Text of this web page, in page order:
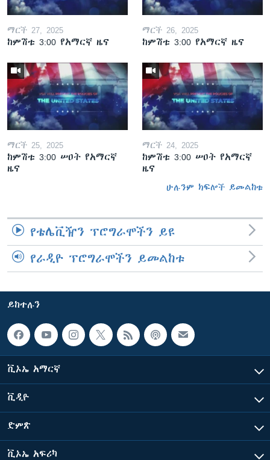
ማርች 27, 2025
ከምሽቱ 3:00 የአማርኛ ዜና
ማርች 26, 2025
ከምሽቱ 3:00 የአማርኛ ዜና
ማርች 25, 2025
ከምሽቱ 3:00 ሠዐት የአማርኛ
ዜና
ማርች 24, 2025
ከምሽቱ 3:00 ሠዐት የአማርኛ
ዜና
ሁሉንም ክፍሎች ይመልከቱ
የቴሌቪዥን ፕሮግራሞችን ይዩ
የራዲዮ ፕሮግራሞችን ይመልከቱ
ይከተሉን
ቪኦኤ አማርኛ
ቪዲዮ
ድምጽ
ቪኦኤ አፍሪካ